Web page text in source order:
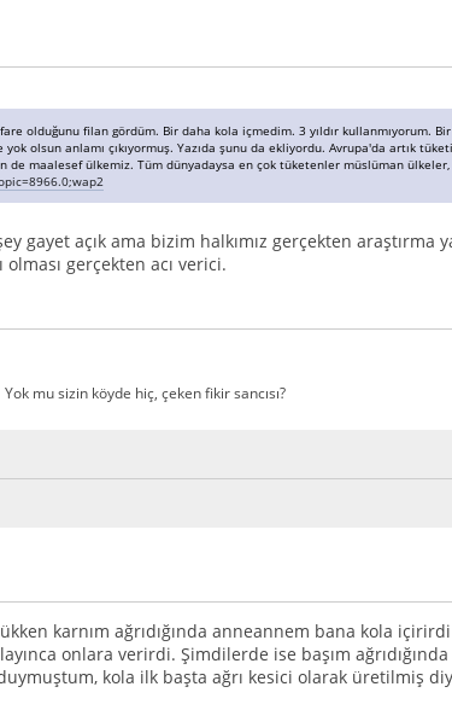
olduğunu filan gördüm. Bir daha kola içmedim. 3 yıldır kullanmıyorum.
olsun anlamı çıkıyormuş. Yazıda şunu da ekliyordu. Avrupa'da artık
de maalesef ülkemiz. Tüm dünyadaysa en çok tüketenler müslüman
gayet açık ama bizim halkımız gerçekten araştırma
gerçekten acı verici.
Yok mu sizin köyde hiç, çeken fikir sancısı?
karnım ağrıdığında anneannem bana kola
onlara verirdi. Şimdilerde ise başım
kola ilk başta ağrı kesici olarak üretilmiş